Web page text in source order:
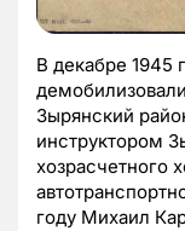
В декабре 1945
Зырянский
инструктором
хозрасчетного
году Михаил